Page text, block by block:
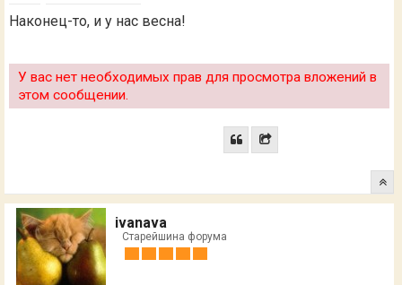
Наконец-то, и у нас весна!
У вас нет необходимых прав для просмотра вложений в
этом сообщении.
ivanava
Старейшина форума